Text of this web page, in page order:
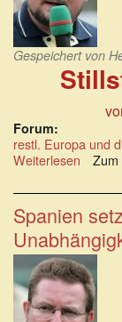
Gespeichert von
Forum:
restl. Europa und
Weiterlesen über
die
in
Zum
Spanien